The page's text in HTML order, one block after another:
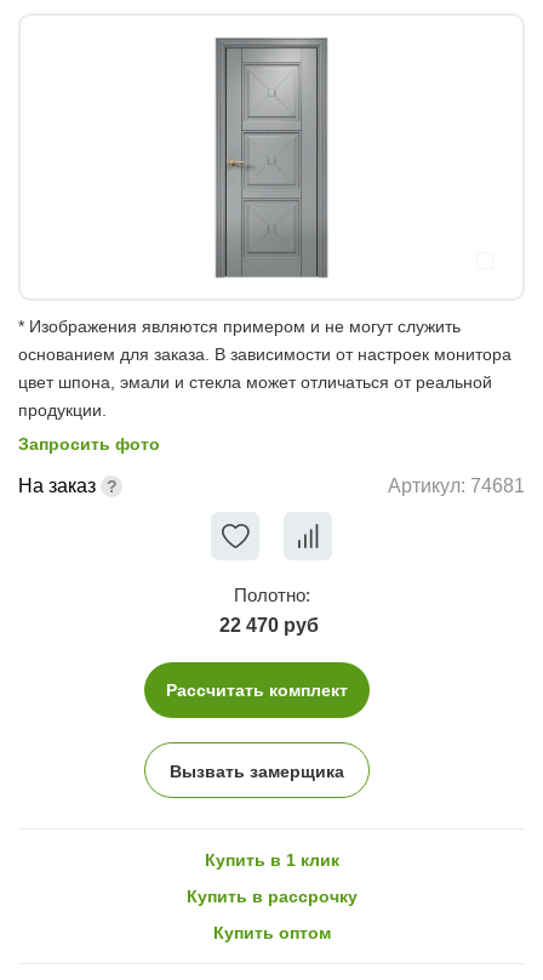
* Изображения являются примером и не могут служить
основанием для заказа. В зависимости от настроек монитора
цвет шпона, эмали и стекла может отличаться от реальной
продукции.
Запросить фото
На заказ Артикул: 74681
Полотно:
22 470 руб
Рассчитать комплект
Вызвать замерщика
Купить в 1 клик
Купить в рассрочку
Купить оптом